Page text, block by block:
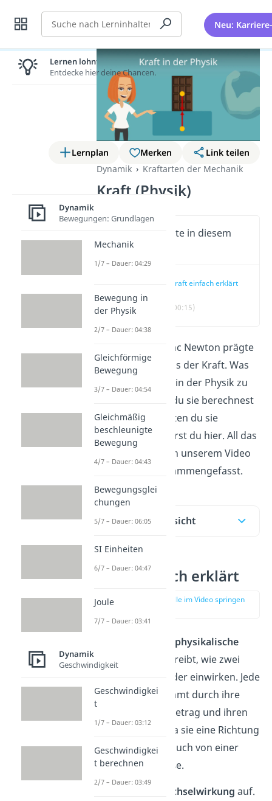
Suche Neu:
Lernplan Merken
Link teilen
Dynamik
Kraftarten der Mechanik
Kraft (Physik)
Wichtige Inhalte in diesem
Video
Kraft einfach erklärt
(00:15)
Der Physiker Isaac Newton prägte
unser Verständnis der Kraft. Was
es über die Kraft in der Physik zu
wissen gibt, wie du sie berechnest
und in welche Arten du sie
unterteilst, erfährst du hier. All das
haben wir auch in unserem Video
verständlich zusammengefasst.
Inhaltsübersicht
Kraft einfach erklärt
zur Stelle im Video springen
physikalische
Größe
. Sie beschreibt, wie zwei
Körper aufeinander einwirken. Jede
Kraft wird bestimmt durch ihre
Richtung, ihren Betrag und ihren
Angriffspunkt. Da sie eine Richtung
hat, sprichst du auch von einer
gerichteten Größe.
Wechselwirkung auf.
Lernen lohnt sich!
Entdecke hier deine Chancen.
Dynamik
Bewegungen: Grundlagen
Mechanik
1/7 – Dauer: 04:29
Bewegung in
der Physik
2/7 – Dauer: 04:38
Gleichförmige
Bewegung
3/7 – Dauer: 04:54
Gleichmäßig
beschleunigte
Bewegung
4/7 – Dauer: 04:43
Bewegungsglei
chungen
5/7 – Dauer: 06:05
SI Einheiten
6/7 – Dauer: 04:47
Joule
7/7 – Dauer: 03:41
Dynamik
Geschwindigkeit
Geschwindigkei
t
1/7 – Dauer: 03:12
Geschwindigkei
t berechnen
2/7 – Dauer: 03:49